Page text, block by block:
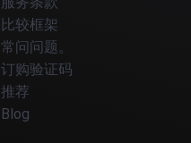
比较框架
常问问题。
订购验证码
推荐
Blog